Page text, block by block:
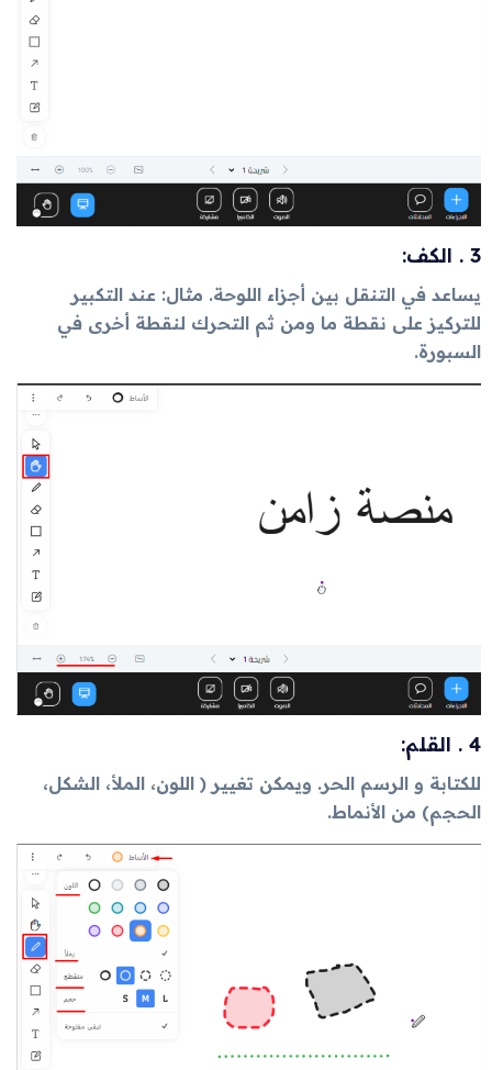
3 . الكف:
يساعد في التنقل بين أجزاء اللوحة. مثال: عند التكبير
للتركيز على نقطة ما ومن ثم التحرك لنقطة أخرى في
السبورة.
4 . القلم:
للكتابة و الرسم الحر. ويمكن تغيير ( اللون، الملأ، الشكل،
الحجم) من الأنماط.